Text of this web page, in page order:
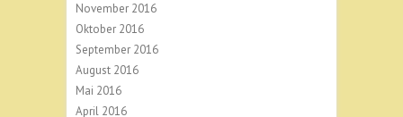
November 2016
Oktober 2016
September 2016
August 2016
Mai 2016
April 2016